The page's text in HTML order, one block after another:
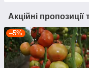
Акційні пропозиції
–5%